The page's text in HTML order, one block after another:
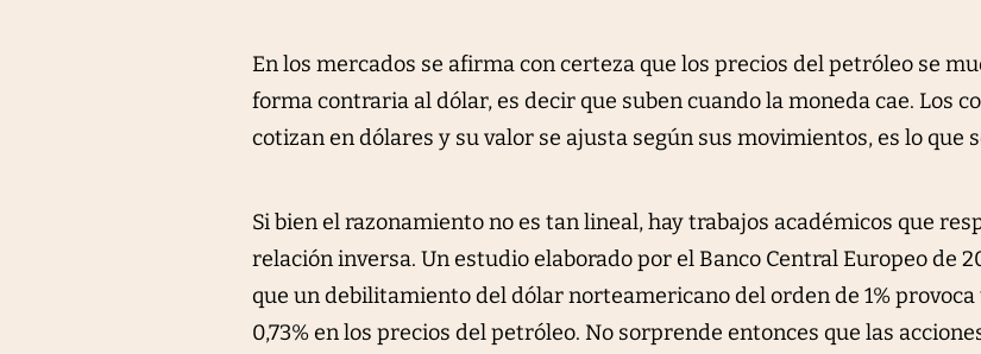
En los mercados se afirma con certeza que los precios del petróleo se
forma contraria al dólar, es decir que suben cuando la moneda cae. Los
cotizan en dólares y su valor se ajusta según sus movimientos, es lo que
Si bien el razonamiento no es tan lineal, hay trabajos académicos que
relación inversa. Un estudio elaborado por el Banco Central Europeo de
que un debilitamiento del dólar norteamericano del orden de 1% provoca
0,73% en los precios del petróleo. No sorprende entonces que las